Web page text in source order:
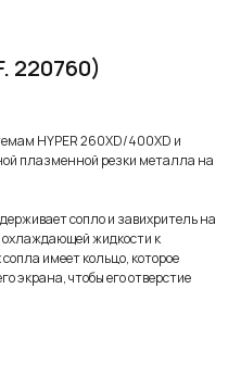
220760)
HYPER 260XD/400XD и
плазменной резки металла на
сопло и завихритель на
охлаждающей жидкости к
имеет кольцо, которое
экрана, чтобы его отверстие